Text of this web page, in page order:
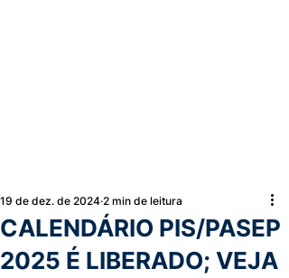
CALENDÁRIO PIS/PASEP
2025 É LIBERADO; VEJA
19 de dez. de 2024 2 min de leitura